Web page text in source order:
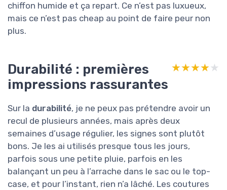
chiffon humide et ça repart. Ce n’est pas luxueux,
mais ce n’est pas cheap au point de faire peur non
plus.
Durabilité : premières
impressions rassurantes
★★★★★
★★★★★
Sur la durabilité, je ne peux pas prétendre avoir un
recul de plusieurs années, mais après deux
semaines d’usage régulier, les signes sont plutôt
bons. Je les ai utilisés presque tous les jours,
parfois sous une petite pluie, parfois en les
balançant un peu à l’arrache dans le sac ou le top-
case, et pour l’instant, rien n’a lâché. Les coutures